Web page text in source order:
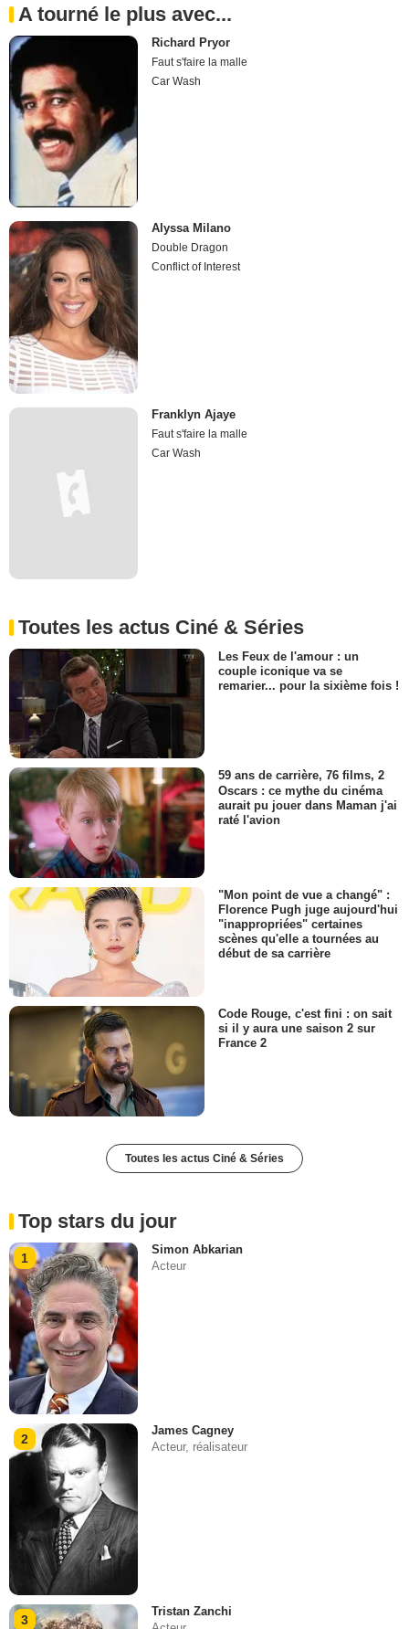
A tourné le plus avec...
Richard Pryor
Faut s'faire la malle
Car Wash
Alyssa Milano
Double Dragon
Conflict of Interest
Franklyn Ajaye
Faut s'faire la malle
Car Wash
Toutes les actus Ciné & Séries
Les Feux de l'amour : un
couple iconique va se
remarier... pour la sixième fois !
59 ans de carrière, 76 films, 2
Oscars : ce mythe du cinéma
aurait pu jouer dans Maman j'ai
raté l'avion
"Mon point de vue a changé" :
Florence Pugh juge aujourd'hui
"inappropriées" certaines
scènes qu'elle a tournées au
début de sa carrière
Code Rouge, c'est fini : on sait
si il y aura une saison 2 sur
France 2
Toutes les actus Ciné & Séries
Top stars du jour
1
Simon Abkarian
Acteur
2
James Cagney
Acteur, réalisateur
3
Tristan Zanchi